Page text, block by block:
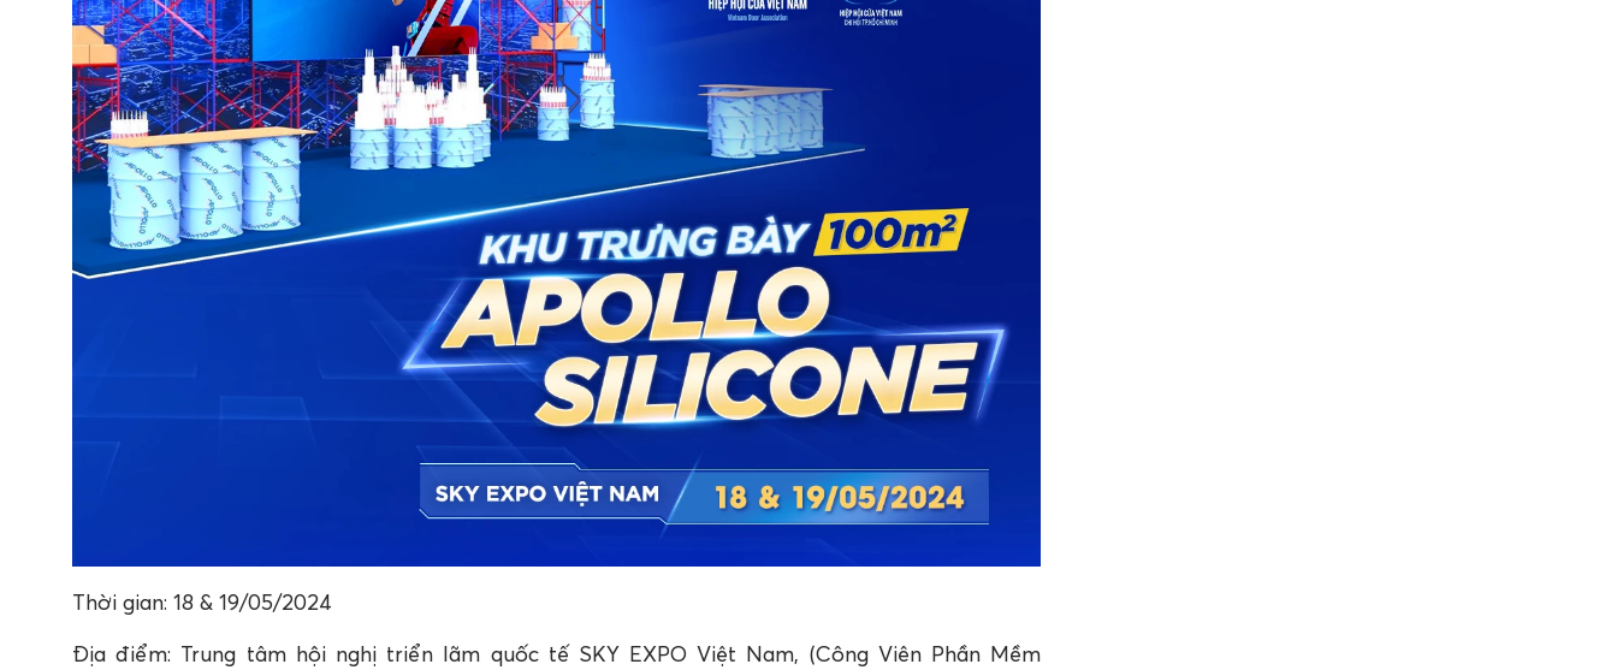
Thời gian: 18 & 19/05/2024
Địa điểm: Trung tâm hội nghị triển lãm quốc tế SKY EXPO Việt Nam, (Công Viên Phần Mềm